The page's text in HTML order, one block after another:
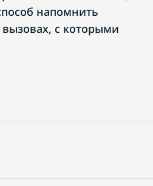
напомнить
с которыми